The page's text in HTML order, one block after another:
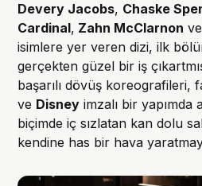
Devery Jacobs, Chaske
Cardinal, Zahn McClarnon ve
isimlere yer veren dizi, ilk
gerçekten güzel bir iş
başarılı dövüş koreografileri,
ve Disney imzalı bir yapımda
biçimde iç sızlatan kan dolu
kendine has bir hava